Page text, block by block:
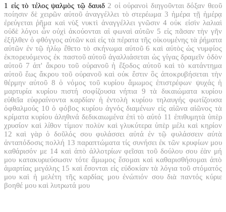
1 εἰς τὸ τέλος ψαλμὸς τῷ δαυιδ 2 οἱ οὐρανοὶ διηγοῦνται δόξαν θεοῦ
ποίησιν δὲ χειρῶν αὐτοῦ ἀναγγέλλει τὸ στερέωμα 3 ἡμέρα τῇ ἡμέρᾳ
ἐρεύγεται ῥῆμα καὶ νὺξ νυκτὶ ἀναγγέλλει γνῶσιν 4 οὐκ εἰσὶν λαλιαὶ
οὐδὲ λόγοι ὧν οὐχὶ ἀκούονται αἱ φωναὶ αὐτῶν 5 εἰς πᾶσαν τὴν γῆν
ἐξῆλθεν ὁ φθόγγος αὐτῶν καὶ εἰς τὰ πέρατα τῆς οἰκουμένης τὰ ῥήματα
αὐτῶν ἐν τῷ ἡλίῳ ἔθετο τὸ σκήνωμα αὐτοῦ 6 καὶ αὐτὸς ὡς νυμφίος
ἐκπορευόμενος ἐκ παστοῦ αὐτοῦ ἀγαλλιάσεται ὡς γίγας δραμεῖν ὁδὸν
αὐτοῦ 7 ἀπ' ἄκρου τοῦ οὐρανοῦ ἡ ἔξοδος αὐτοῦ καὶ τὸ κατάντημα
αὐτοῦ ἕως ἄκρου τοῦ οὐρανοῦ καὶ οὐκ ἔστιν ὃς ἀποκρυβήσεται τὴν
θέρμην αὐτοῦ 8 ὁ νόμος τοῦ κυρίου ἄμωμος ἐπιστρέφων ψυχάς ἡ
μαρτυρία κυρίου πιστή σοφίζουσα νήπια 9 τὰ δικαιώματα κυρίου
εὐθεῖα εὐφραίνοντα καρδίαν ἡ ἐντολὴ κυρίου τηλαυγής φωτίζουσα
ὀφθαλμούς 10 ὁ φόβος κυρίου ἁγνός διαμένων εἰς αἰῶνα αἰῶνος τὰ
κρίματα κυρίου ἀληθινά δεδικαιωμένα ἐπὶ τὸ αὐτό 11 ἐπιθυμητὰ ὑπὲρ
χρυσίον καὶ λίθον τίμιον πολὺν καὶ γλυκύτερα ὑπὲρ μέλι καὶ κηρίον
12 καὶ γὰρ ὁ δοῦλός σου φυλάσσει αὐτά ἐν τῷ φυλάσσειν αὐτὰ
ἀνταπόδοσις πολλή 13 παραπτώματα τίς συνήσει ἐκ τῶν κρυφίων μου
καθάρισόν με 14 καὶ ἀπὸ ἀλλοτρίων φεῖσαι τοῦ δούλου σου ἐὰν μή
μου κατακυριεύσωσιν τότε ἄμωμος ἔσομαι καὶ καθαρισθήσομαι ἀπὸ
ἁμαρτίας μεγάλης 15 καὶ ἔσονται εἰς εὐδοκίαν τὰ λόγια τοῦ στόματός
μου καὶ ἡ μελέτη τῆς καρδίας μου ἐνώπιόν σου διὰ παντός κύριε
βοηθέ μου καὶ λυτρωτά μου